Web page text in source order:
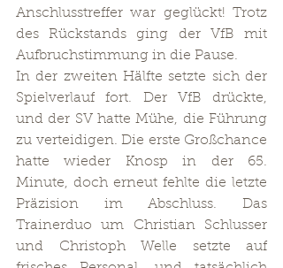
Anschlusstreffer war geglückt! Trotz
des Rückstands ging der VfB mit
Aufbruchstimmung in die Pause.
In der zweiten Hälfte setzte sich der
Spielverlauf fort. Der VfB drückte,
und der SV hatte Mühe, die Führung
zu verteidigen. Die erste Großchance
hatte wieder Knosp in der 65.
Minute, doch erneut fehlte die letzte
Präzision im Abschluss. Das
Trainerduo um Christian Schlusser
und Christoph Welle setzte auf